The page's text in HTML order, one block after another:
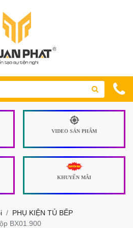
VIDEO SẢN PHẨM
KHUYẾN MÃI
PHỤ KIỆN TỦ BẾP
BX01.900